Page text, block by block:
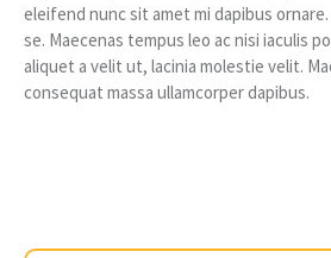
eleifend nunc sit amet mi dapibus
se. Maecenas tempus leo ac nisi iaculis
aliquet a velit ut, lacinia molestie velit.
consequat massa ullamcorper dapibus.